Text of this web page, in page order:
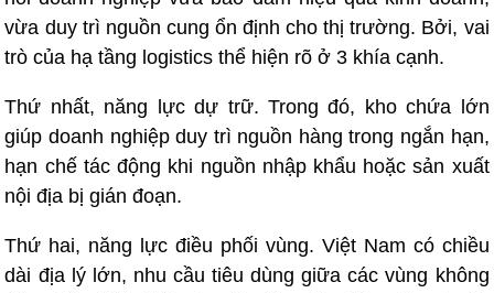
vừa duy trì nguồn cung ổn định cho thị trường. Bởi, vai
trò của hạ tầng logistics thể hiện rõ ở 3 khía cạnh.
Thứ nhất, năng lực dự trữ. Trong đó, kho chứa lớn
giúp doanh nghiệp duy trì nguồn hàng trong ngắn hạn,
hạn chế tác động khi nguồn nhập khẩu hoặc sản xuất
nội địa bị gián đoạn.
Thứ hai, năng lực điều phối vùng. Việt Nam có chiều
dài địa lý lớn, nhu cầu tiêu dùng giữa các vùng không